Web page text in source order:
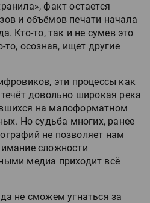
факт остается
и объёмов печати начала
Кто-то, так и не сумев это
то, осознав, ищет другие
эти процессы как
довольно широкая река
на малоформатном
Но судьба многих, ранее
не позволяет нам
сложности
медиа приходит всё
не сможем угнаться за